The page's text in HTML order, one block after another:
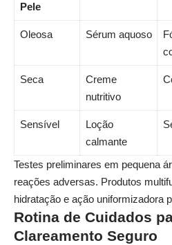
Pele
Oleosa Sérum aquoso
Seca
Creme
nutritivo
Sensível
Loção
calmante
Testes preliminares em pequena
reações adversas. Produtos
hidratação e ação uniformizadora
Rotina de Cuidados
Clareamento Seguro